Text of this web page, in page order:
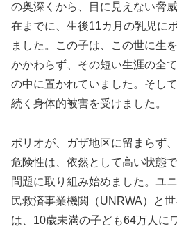
の奥深くから、目に見えない脅
在までに、生後11カ月の乳児に
ました。この子は、この世に生
かかわらず、その短い生涯の全
の中に置かれていました。そし
続く身体的被害を受けました。
ポリオが、ガザ地区に留まらず
危険性は、依然として高い状態
問題に取り組み始めました。ユ
民救済事業機関（UNRWA）と世
は、10歳未満の子ども64万人に